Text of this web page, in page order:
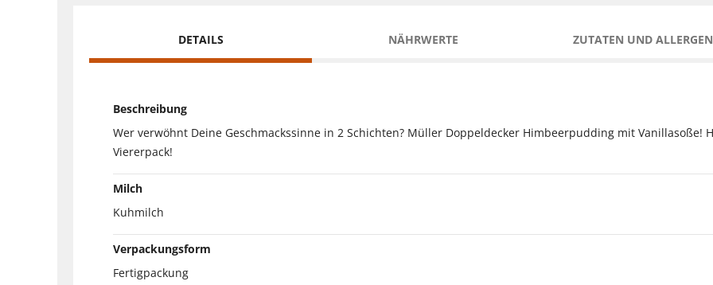
DETAILS NÄHRWERTE ZUTATEN UND
Beschreibung
Wer verwöhnt Deine Geschmackssinne in 2 Schichten? Müller Doppeldecker Himbeerpudding mit Vanillasoße!
Viererpack!
Milch
Kuhmilch
Verpackungsform
Fertigpackung